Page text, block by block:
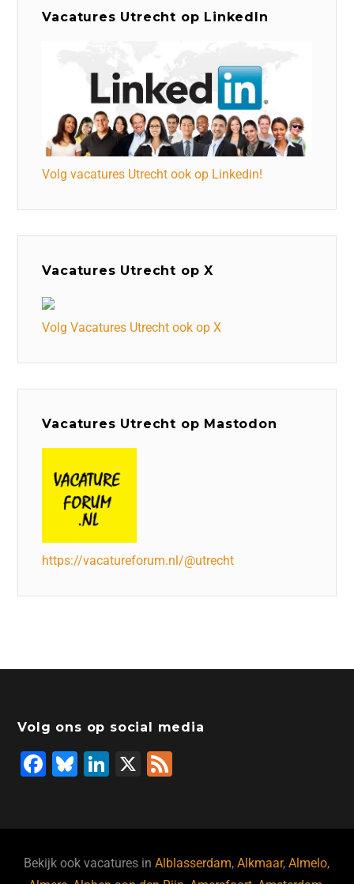
Vacatures Utrecht op LinkedIn
Volg vacatures Utrecht ook op Linkedin!
Vacatures Utrecht op X
Volg Vacatures Utrecht ook op X
Vacatures Utrecht op Mastodon
https://vacatureforum.nl/@utrecht
Volg ons op social media
F
b
Bl
ky
Li
dI
X
Bekijk ook vacatures inAlblasserdam,Alkmaar,Almelo,